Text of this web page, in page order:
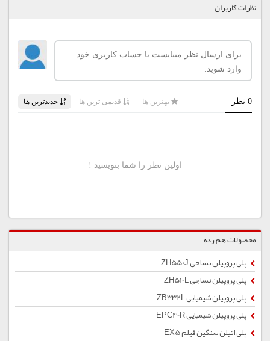
نظرات کاربران
محصولات هم رده
پلی پروپیلن نساجی ZH550J
پلی پروپیلن نساجی ZH510L
پلی پروپیلن شیمیایی ZB332L
پلی پروپیلن شیمیایی EPC40R
پلی اتیلن سنگین فیلم EX5